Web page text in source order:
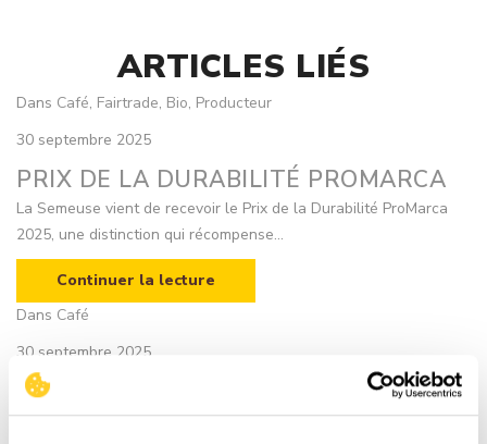
ARTICLES LIÉS
Dans Café, Fairtrade, Bio, Producteur
30 septembre 2025
PRIX DE LA DURABILITÉ PROMARCA
La Semeuse vient de recevoir le Prix de la Durabilité ProMarca
2025, une distinction qui récompense...
Continuer la lecture
Dans Café
30 septembre 2025
LA TORREFACTION
La torréfaction est un procédé de cuisson permettant de partir